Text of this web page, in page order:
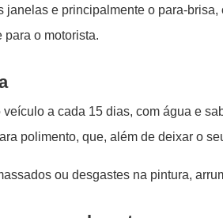
janelas e principalmente o para-
o motorista.
veículo a cada 15 dias, com água e
polimento, que, além de deixar o
ou desgastes na pintura,